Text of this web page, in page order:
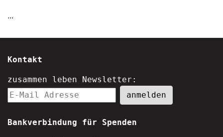
...
Kontakt
zusammen leben Newsletter:
Bankverbindung für Spenden